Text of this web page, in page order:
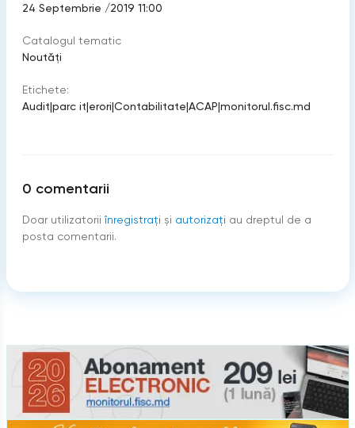
24 Septembrie /2019 11:00
Catalogul tematic
Noutăți
Etichete:
Audit|parc it|erori|Contabilitate|ACAP|monitorul.fisc.md
0 comentarii
Doar utilizatorii înregistraţi şi autorizați au dreptul de a
posta comentarii.